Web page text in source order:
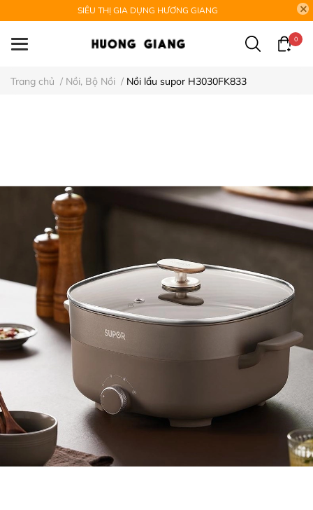
SIÊU THỊ GIA DỤNG HƯƠNG GIANG
0
Trang chủ / Nồi, Bộ Nồi / Nồi lẩu supor H3030FK833